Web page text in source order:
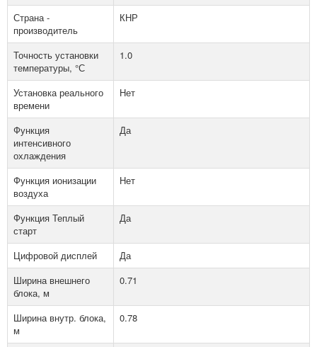
Страна -
производитель
КНР
Точность установки
температуры, °С
1.0
Установка реального
времени
Нет
Функция
интенсивного
охлаждения
Да
Функция ионизации
воздуха
Нет
Функция Теплый
старт
Да
Цифровой дисплей
Да
Ширина внешнего
блока, м
0.71
Ширина внутр. блока,
м
0.78